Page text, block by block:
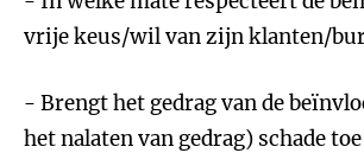
vrije keus/wil van zijn klanten/
- Brengt het gedrag van de
het nalaten van gedrag) schade